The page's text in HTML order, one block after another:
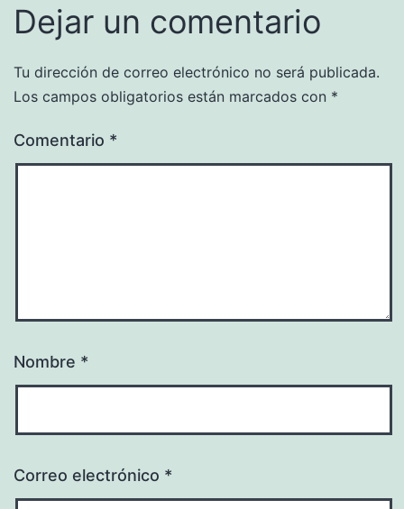
Dejar un comentario
Tu dirección de correo electrónico no será publicada.
Los campos obligatorios están marcados con *
Comentario *
Nombre *
Correo electrónico *